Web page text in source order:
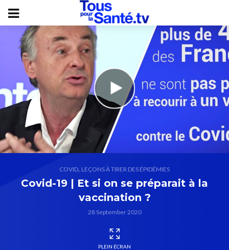
COVID, LEÇONS À TIRER DES ÉPIDÉMIES
Covid-19 | Et si on se préparait à la
vaccination ?
28 September 2020
PLEIN ÉCRAN